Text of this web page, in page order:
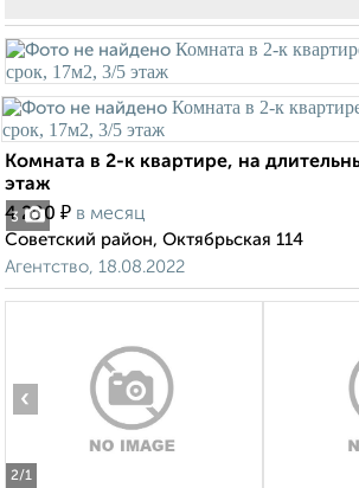
3
Комната в 2-к квартире, на
этаж
4 200 ₽ в месяц
Советский район, Октябрьская 114
Агентство, 18.08.2022
2/1
‹